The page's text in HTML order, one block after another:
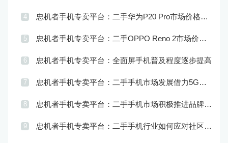
4 忠机者手机专卖平台：二手华为P20 Pro市场价格持续波动
5 忠机者手机专卖平台：二手OPPO Reno 2市场价格相对稳定
6 忠机者手机专卖平台：全面屏手机普及程度逐步提高
7 忠机者手机专卖平台：二手手机市场发展借力5G，迎来新机遇
8 忠机者手机专卖平台：二手手机市场积极推进品牌转型，实现品牌创新和升级
9 忠机者手机专卖平台：二手手机行业如何应对社区运营的重要性